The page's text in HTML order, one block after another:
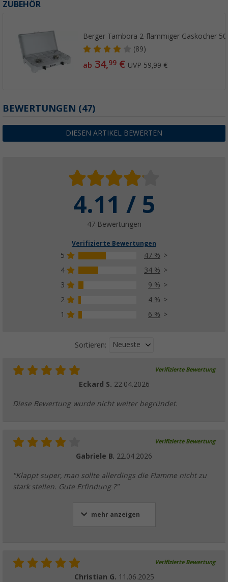
ZUBEHÖR
Berger Tambora 2-flammiger Gaskocher
(89)
ab 34,99 € UVP59,99 €
BEWERTUNGEN (47)
DIESEN ARTIKEL BEWERTEN
4.11 / 5
47 Bewertungen
Verifizierte Bewertungen
5
47 %
4
34 %
3
9 %
2
4 %
1
6 %
Sortieren: Neueste
Verifizierte Bewertung
Eckard S. 22.04.2026
Diese Bewertung wurde nicht weiter begründet.
Verifizierte Bewertung
Gabriele B. 22.04.2026
"Klappt super, man sollte allerdings die Flamme nicht zu
stark stellen. Gute Erfindung ?"
mehr anzeigen
Verifizierte Bewertung
Christian G. 11.06.2025